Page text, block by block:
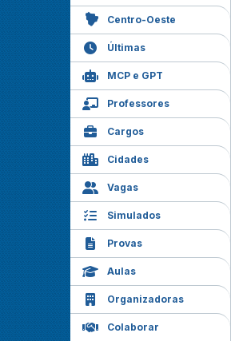
Centro-Oeste
Últimas
MCP e GPT
Professores
Cargos
Cidades
Vagas
Simulados
Provas
Aulas
Organizadoras
Colaborar